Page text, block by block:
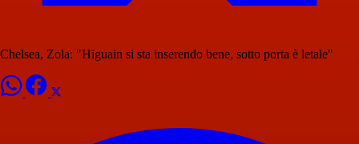
Chelsea, Zola: "Higuain si sta inserendo bene, sotto porta è letale"